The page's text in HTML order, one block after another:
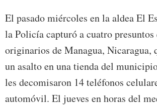
El pasado miércoles en la aldea El
la Policía capturó a cuatro presuntos
originarios de Managua, Nicaragua,
un asalto en una tienda del
les decomisaron 14 teléfonos
automóvil. El jueves en horas del